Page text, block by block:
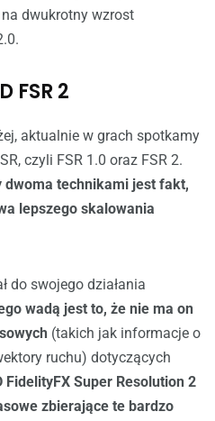
dwukrotny wzrost
FSR 2
aktualnie w grach spotkamy
czyli FSR 1.0 oraz FSR 2.
dwoma technikami jest fakt,
lepszego skalowania
do swojego działania
wadą jest to, że nie ma on
(takich jak informacje o
ruchu) dotyczących
FidelityFX Super Resolution 2
zbierające te bardzo